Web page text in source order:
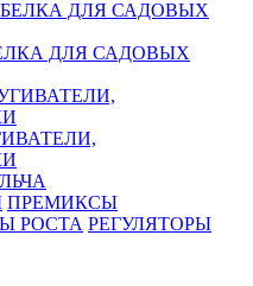
ДЛЯ САДОВЫХ
ПРЕМИКСЫ
РЕГУЛЯТОРЫ